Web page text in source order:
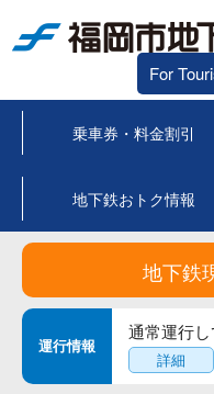
For
乗車券・料金割引
地下鉄おトク情報
地下鉄
運行情報
通常運行し
詳細